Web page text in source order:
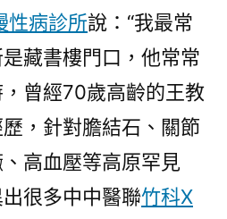
性病診所說：“我最常
藏書樓門口，他常常
曾經70歲高齡的王教
，針對膽結石、關節
高血壓等高原罕見
很多中中醫聯竹科X